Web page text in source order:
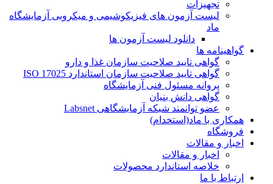
تجهیزات
لیست آزمون های فیزیکوشیمی و میکروبی آزمایشگاه
ماد
دانلود لیست آزمون ها
گواهینامه ها
گواهی تایید صلاحیت سازمان غذا و دارو
گواهی تایید صلاحیت سازمان استاندارد ISO 17025
پروانه مسئول فنی آزمایشگاه
گواهی دانش بنیان
عضو توانمند شبکه آزمایشگاهی Labsnet
همکاری با ماد(استخدام)
فروشگاه
اخبار و مقالات
اخبار و مقالات
خلاصه استاندارد محصولات
ارتباط با ما